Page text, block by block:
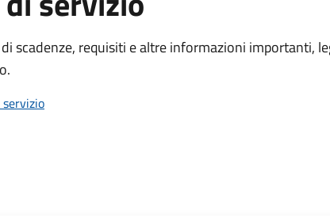
scadenze, requisiti e altre informazioni importanti,